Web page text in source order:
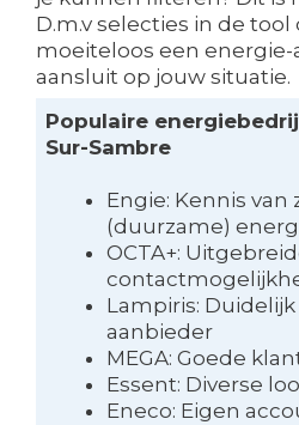
D.m.v selecties in de
moeiteloos een
aansluit op jouw situatie.
Populaire
Sur-Sambre
Engie: Kennis van
(duurzame)
OCTA+:
Lampiris:
aanbieder
MEGA: Goede
Essent: Diverse
Eneco: Eigen